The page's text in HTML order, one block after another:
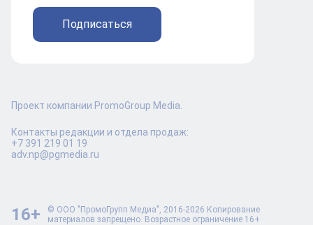
Подписаться
Проект компании PromoGroup Media.
Контакты редакции и отдела продаж:
+7 391 219 01 19
adv.np@pgmedia.ru
© ООО "ПромоГрупп Медиа", 2016-2026 Копирование
материалов запрещено. Возрастное ограничение 16+
16+